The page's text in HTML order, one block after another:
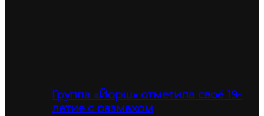
Группа «Йорш» отметила своё 19-
летие с размахом